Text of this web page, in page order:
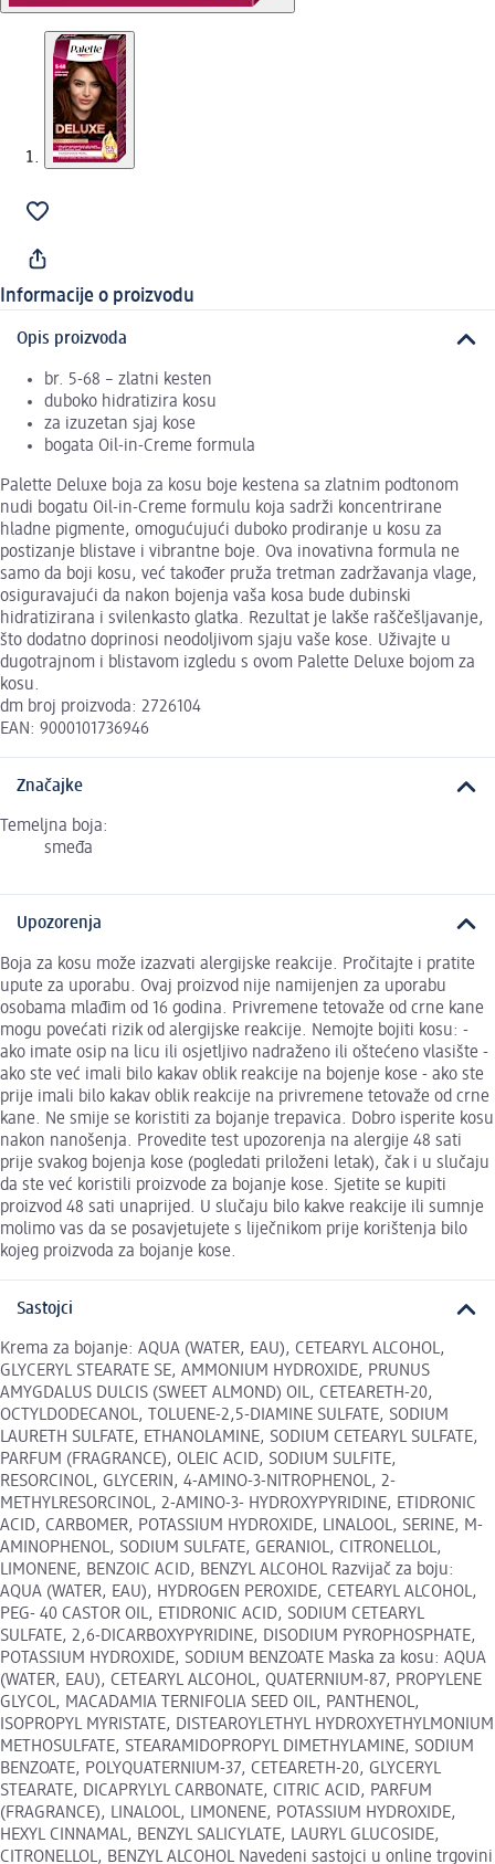
Informacije o proizvodu
Opis proizvoda
br. 5-68 – zlatni kesten
duboko hidratizira kosu
za izuzetan sjaj kose
bogata Oil-in-Creme formula
Palette Deluxe boja za kosu boje kestena sa zlatnim podtonom
nudi bogatu Oil-in-Creme formulu koja sadrži koncentrirane
hladne pigmente, omogućujući duboko prodiranje u kosu za
postizanje blistave i vibrantne boje. Ova inovativna formula ne
samo da boji kosu, već također pruža tretman zadržavanja vlage,
osiguravajući da nakon bojenja vaša kosa bude dubinski
hidratizirana i svilenkasto glatka. Rezultat je lakše raščešljavanje,
što dodatno doprinosi neodoljivom sjaju vaše kose. Uživajte u
dugotrajnom i blistavom izgledu s ovom Palette Deluxe bojom za
kosu.
dm broj proizvoda: 2726104
EAN: 9000101736946
Značajke
Temeljna boja:
smeđa
Upozorenja
Boja za kosu može izazvati alergijske reakcije. Pročitajte i pratite
upute za uporabu. Ovaj proizvod nije namijenjen za uporabu
osobama mlađim od 16 godina. Privremene tetovaže od crne kane
mogu povećati rizik od alergijske reakcije. Nemojte bojiti kosu: -
ako imate osip na licu ili osjetljivo nadraženo ili oštećeno vlasište -
ako ste već imali bilo kakav oblik reakcije na bojenje kose - ako ste
prije imali bilo kakav oblik reakcije na privremene tetovaže od crne
kane. Ne smije se koristiti za bojanje trepavica. Dobro isperite kosu
nakon nanošenja. Provedite test upozorenja na alergije 48 sati
prije svakog bojenja kose (pogledati priloženi letak), čak i u slučaju
da ste već koristili proizvode za bojanje kose. Sjetite se kupiti
proizvod 48 sati unaprijed. U slučaju bilo kakve reakcije ili sumnje
molimo vas da se posavjetujete s liječnikom prije korištenja bilo
kojeg proizvoda za bojanje kose.
Sastojci
Krema za bojanje: AQUA (WATER, EAU), CETEARYL ALCOHOL,
GLYCERYL STEARATE SE, AMMONIUM HYDROXIDE, PRUNUS
AMYGDALUS DULCIS (SWEET ALMOND) OIL, CETEARETH-20,
OCTYLDODECANOL, TOLUENE-2,5-DIAMINE SULFATE, SODIUM
LAURETH SULFATE, ETHANOLAMINE, SODIUM CETEARYL SULFATE,
PARFUM (FRAGRANCE), OLEIC ACID, SODIUM SULFITE,
RESORCINOL, GLYCERIN, 4-AMINO-3-NITROPHENOL, 2-
METHYLRESORCINOL, 2-AMINO-3- HYDROXYPYRIDINE, ETIDRONIC
ACID, CARBOMER, POTASSIUM HYDROXIDE, LINALOOL, SERINE, M-
AMINOPHENOL, SODIUM SULFATE, GERANIOL, CITRONELLOL,
LIMONENE, BENZOIC ACID, BENZYL ALCOHOL Razvijač za boju:
AQUA (WATER, EAU), HYDROGEN PEROXIDE, CETEARYL ALCOHOL,
PEG- 40 CASTOR OIL, ETIDRONIC ACID, SODIUM CETEARYL
SULFATE, 2,6-DICARBOXYPYRIDINE, DISODIUM PYROPHOSPHATE,
POTASSIUM HYDROXIDE, SODIUM BENZOATE Maska za kosu: AQUA
(WATER, EAU), CETEARYL ALCOHOL, QUATERNIUM-87, PROPYLENE
GLYCOL, MACADAMIA TERNIFOLIA SEED OIL, PANTHENOL,
ISOPROPYL MYRISTATE, DISTEAROYLETHYL HYDROXYETHYLMONIUM
METHOSULFATE, STEARAMIDOPROPYL DIMETHYLAMINE, SODIUM
BENZOATE, POLYQUATERNIUM-37, CETEARETH-20, GLYCERYL
STEARATE, DICAPRYLYL CARBONATE, CITRIC ACID, PARFUM
(FRAGRANCE), LINALOOL, LIMONENE, POTASSIUM HYDROXIDE,
HEXYL CINNAMAL, BENZYL SALICYLATE, LAURYL GLUCOSIDE,
CITRONELLOL, BENZYL ALCOHOL Navedeni sastojci u online trgovini